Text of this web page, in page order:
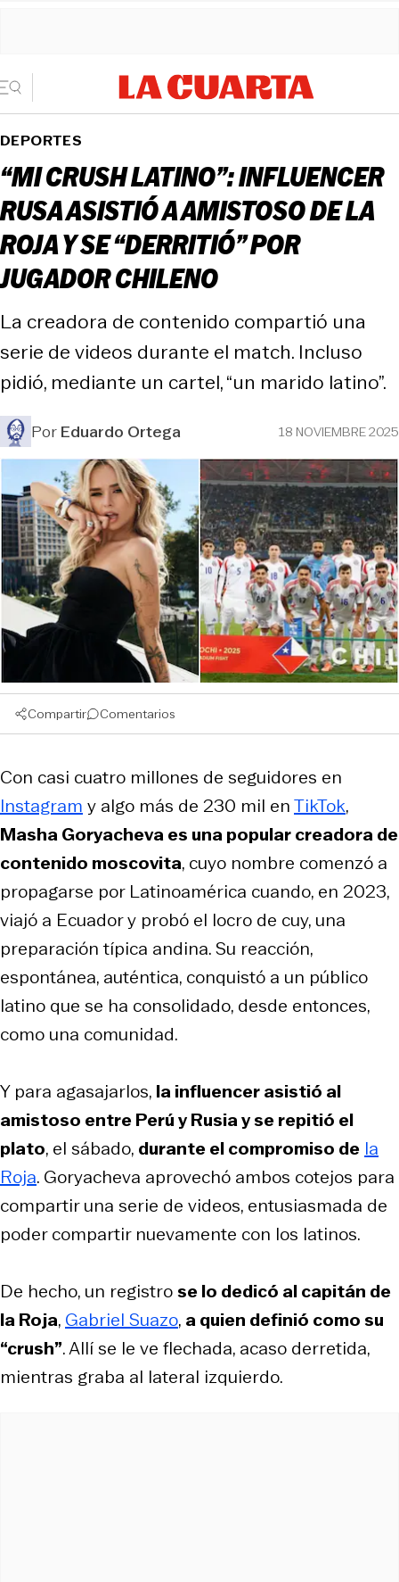
DEPORTES
“MI CRUSH LATINO”: INFLUENCER
RUSA ASISTIÓ A AMISTOSO DE LA
ROJA Y SE “DERRITIÓ” POR
JUGADOR CHILENO
La creadora de contenido compartió una
serie de videos durante el match. Incluso
pidió, mediante un cartel, “un marido latino”.
PorEduardo Ortega 18 NOVIEMBRE 2025
Compartir Comentarios
Con casi cuatro millones de seguidores en
Instagram y algo más de 230 mil enTikTok,
Masha Goryacheva es una popular creadora de
contenido moscovita, cuyo nombre comenzó a
propagarse por Latinoamérica cuando, en 2023,
viajó a Ecuador y probó el locro de cuy, una
preparación típica andina. Su reacción,
espontánea, auténtica, conquistó a un público
latino que se ha consolidado, desde entonces,
como una comunidad.
Y para agasajarlos, la influencer asistió al
amistoso entre Perú y Rusia y se repitió el
plato, el sábado, durante el compromiso de la
Roja. Goryacheva aprovechó ambos cotejos para
compartir una serie de videos, entusiasmada de
poder compartir nuevamente con los latinos.
De hecho, un registrose lo dedicó al capitán de
la Roja, Gabriel Suazo, a quien definió como su
“crush”. Allí se le ve flechada, acaso derretida,
mientras graba al lateral izquierdo.